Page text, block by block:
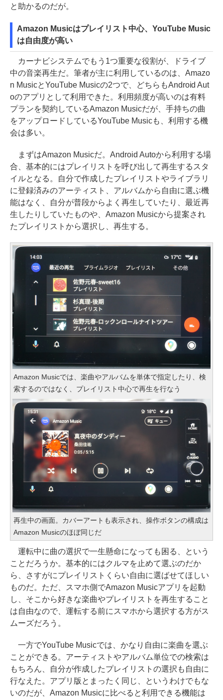
と助かるのだが。
Amazon Musicはプレイリスト中心、YouTube Music
は自由度が高い
カーナビシステムでもう1つ重要な役割が、ドライブ
中の音楽再生だ。筆者が主に利用しているのは、Amazo
n MusicとYouTube Musicの2つで、どちらもAndroid Aut
oのアプリとして利用できた。利用頻度が高いのは有料
プランを契約しているAmazon Musicだが、手持ちの曲
をアップロードしているYouTube Musicも、利用する機
会は多い。
まずはAmazon Musicだ。Android Autoから利用する場
合、基本的にはプレイリストを呼び出して再生するスタ
イルとなる。自分で作成したプレイリストやライブラリ
に登録済みのアーティスト、アルバムから自由に選ぶ機
能はなく、自分が普段からよく再生していたり、最近再
生したりしていたものや、Amazon Musicから提案され
たプレイリストから選択し、再生する。
Amazon Musicでは、楽曲やアルバムを単体で指定したり、検
索するのではなく、プレイリスト中心で再生を行なう
再生中の画面。カバーアートも表示され、操作ボタンの構成は
Amazon Musicのほぼ同じだ
運転中に曲の選択で一生懸命になっても困る、という
ことだろうか。基本的にはクルマを止めて選ぶのだか
ら、さすがにプレイリストくらい自由に選ばせてほしい
ものだ。ただ、スマホ側でAmazon Musicアプリを起動
し、そこから好きな楽曲やプレイリストを再生すること
は自由なので、運転する前にスマホから選択する方がス
ムーズだろう。
一方でYouTube Musicでは、かなり自由に楽曲を選ぶ
ことができる。アーティストやアルバム単位での検索は
もちろん、自分が作成したプレイリストの選択も自由に
行なえた。アプリ版とまったく同じ、というわけでもな
いのだが、Amazon Musicに比べると利用できる機能は